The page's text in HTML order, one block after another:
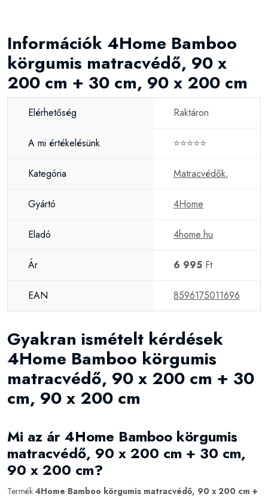
Információk 4Home Bamboo
körgumis matracvédő, 90 x
200 cm + 30 cm, 90 x 200 cm
Elérhetőség Raktáron
A mi értékelésünk ⭐⭐⭐⭐⭐
Kategória Matracvédők,
Gyártó 4Home
Eladó 4home.hu
Ár 6 995 Ft
EAN 8596175011696
Gyakran ismételt kérdések
4Home Bamboo körgumis
matracvédő, 90 x 200 cm + 30
cm, 90 x 200 cm
Mi az ár 4Home Bamboo körgumis
matracvédő, 90 x 200 cm + 30 cm,
90 x 200 cm?
Termék 4Home Bamboo körgumis matracvédő, 90 x 200 cm +